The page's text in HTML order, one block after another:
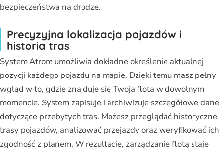
bezpieczeństwa na drodze.
Precyzyjna lokalizacja pojazdów i
historia tras
System Atrom umożliwia dokładne określenie aktualnej
pozycji każdego pojazdu na mapie. Dzięki temu masz pełny
wgląd w to, gdzie znajduje się Twoja flota w dowolnym
momencie. System zapisuje i archiwizuje szczegółowe dane
dotyczące przebytych tras. Możesz przeglądać historyczne
trasy pojazdów, analizować przejazdy oraz weryfikować ich
zgodność z planem. W rezultacie, zarządzanie flotą staje